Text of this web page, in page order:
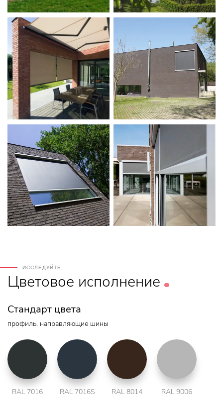
ИССЛЕДУЙТЕ
Цветовое исполнение
Стандарт цвета
профиль, направляющие шины
RAL 7016 RAL 7016S RAL 8014 RAL 9006